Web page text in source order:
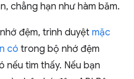
chẳng hạn như hàm băm.
đệm, trình duyệtmặc
có trong bộ nhớ đệm
nếu tìm thấy. Nếu bạn